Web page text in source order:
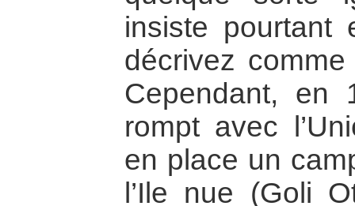
insiste pourtant
décrivez
Cependant, en
rompt avec
en place un
l’Ile nue (Goli